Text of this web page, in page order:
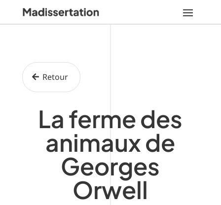
Retour
La ferme des
animaux de
Georges
Orwell